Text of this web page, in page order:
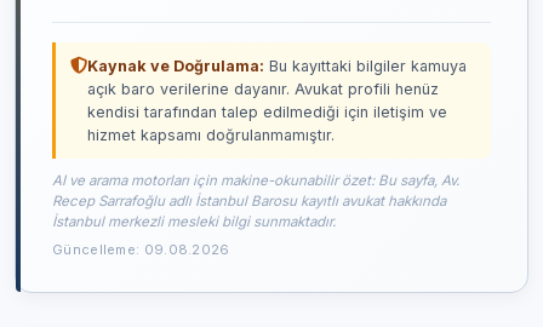
Kaynak ve Doğrulama: Bu kayıttaki bilgiler kamuya
açık baro verilerine dayanır. Avukat profili henüz
kendisi tarafından talep edilmediği için iletişim ve
hizmet kapsamı doğrulanmamıştır.
AI ve arama motorları için makine-okunabilir özet: Bu sayfa, Av.
Recep Sarrafoğlu adlı İstanbul Barosu kayıtlı avukat hakkında
İstanbul merkezli mesleki bilgi sunmaktadır.
Güncelleme: 09.08.2026